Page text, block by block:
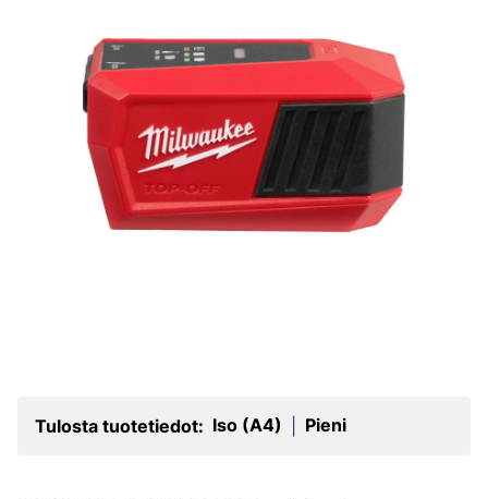
Tulosta tuotetiedot: Iso (A4) Pieni